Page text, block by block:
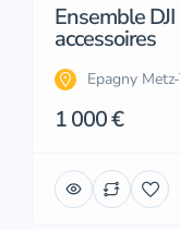
Ensemble
accessoires
Epagny
1 000 €